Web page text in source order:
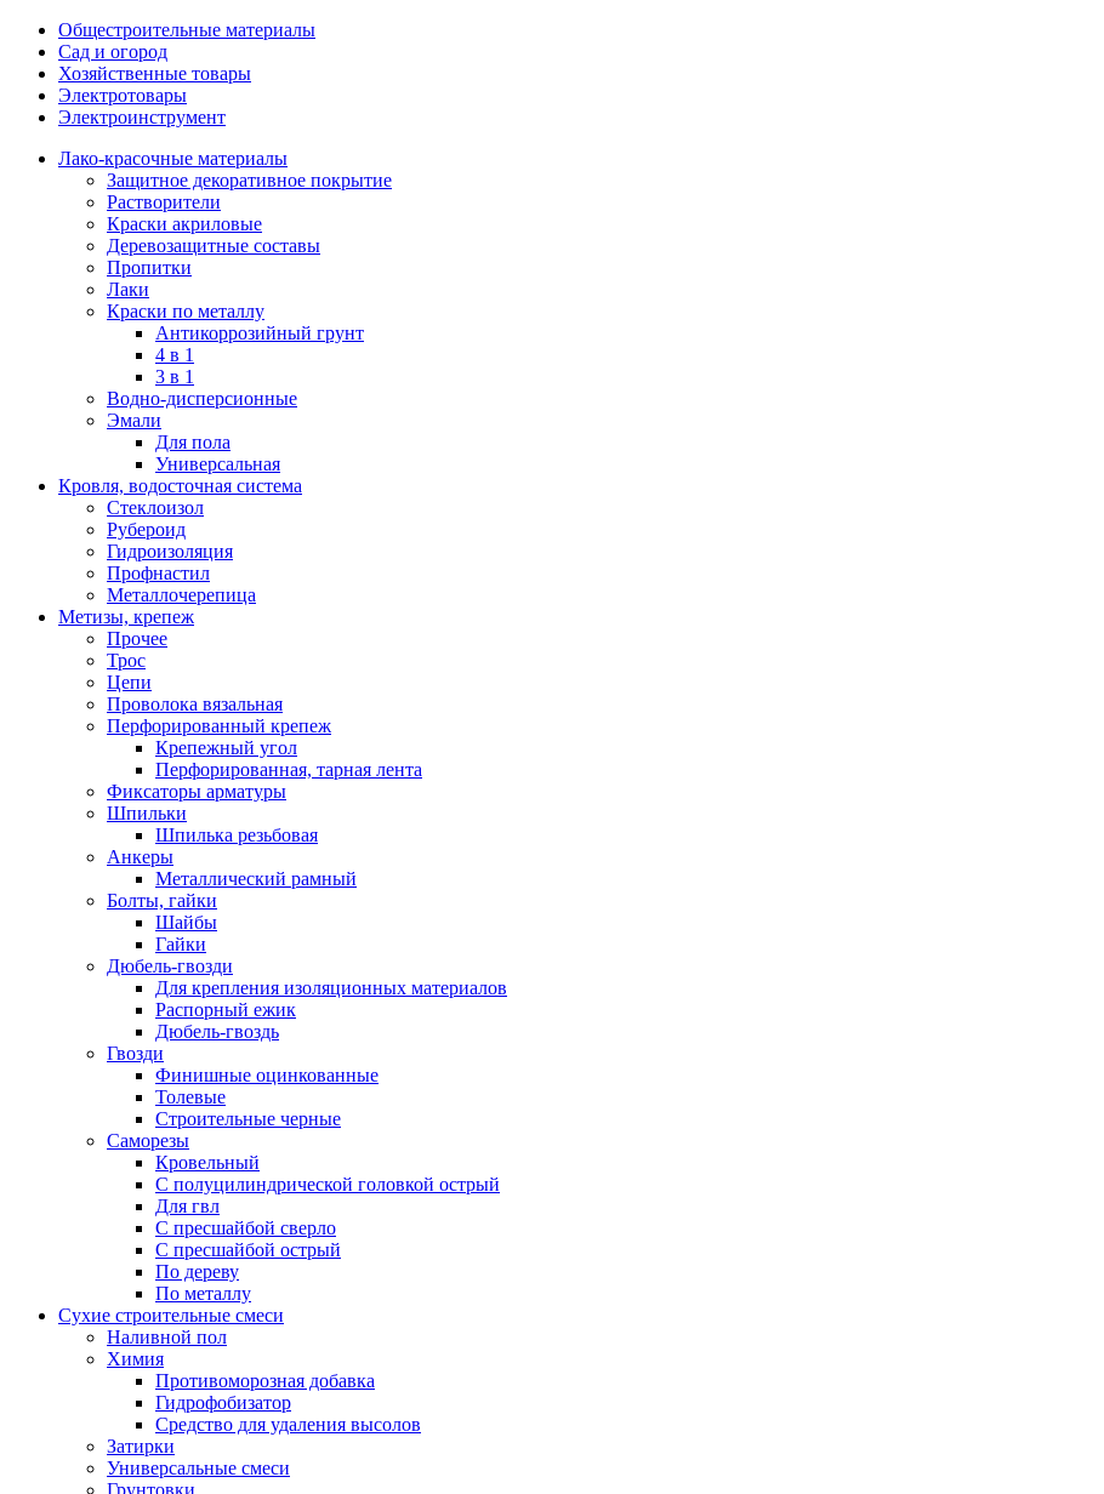
Общестроительные материалы
Сад и огород
Хозяйственные товары
Электротовары
Электроинструмент
Лако-красочные материалы
Защитное декоративное покрытие
Растворители
Краски акриловые
Деревозащитные составы
Пропитки
Лаки
Краски по металлу
Антикоррозийный грунт
4 в 1
3 в 1
Водно-дисперсионные
Эмали
Для пола
Универсальная
Кровля, водосточная система
Стеклоизол
Рубероид
Гидроизоляция
Профнастил
Металлочерепица
Метизы, крепеж
Прочее
Трос
Цепи
Проволока вязальная
Перфорированный крепеж
Крепежный угол
Перфорированная, тарная лента
Фиксаторы арматуры
Шпильки
Шпилька резьбовая
Анкеры
Металлический рамный
Болты, гайки
Шайбы
Гайки
Дюбель-гвозди
Для крепления изоляционных материалов
Распорный ежик
Дюбель-гвоздь
Гвозди
Финишные оцинкованные
Толевые
Строительные черные
Саморезы
Кровельный
С полуцилиндрической головкой острый
Для гвл
С пресшайбой сверло
С пресшайбой острый
По дереву
По металлу
Сухие строительные смеси
Наливной пол
Химия
Противоморозная добавка
Гидрофобизатор
Средство для удаления высолов
Затирки
Универсальные смеси
Грунтовки